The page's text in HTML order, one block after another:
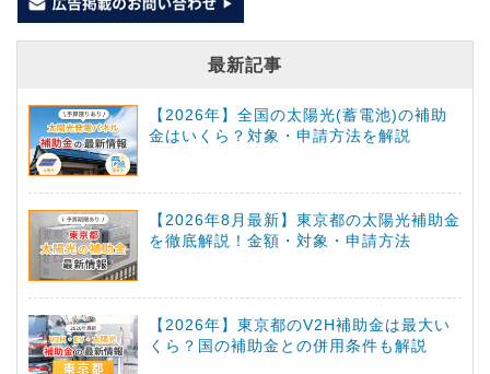
最新記事
【2026年】全国の太陽光(蓄電池)の補助
金はいくら？対象・申請方法を解説
【2026年8月最新】東京都の太陽光補助金
を徹底解説！金額・対象・申請方法
【2026年】東京都のV2H補助金は最大い
くら？国の補助金との併用条件も解説